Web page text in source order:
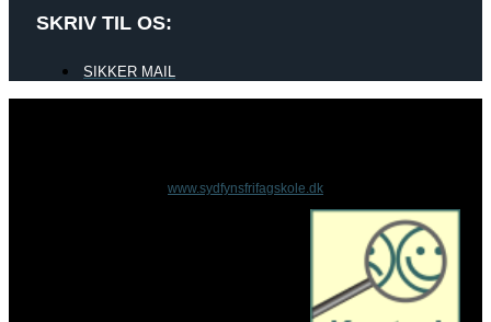
SKRIV TIL OS:
SIKKER MAIL
www.sydfynsfrifagskole.dk